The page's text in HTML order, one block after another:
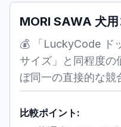
MORI SAWA 犬
💰 「LuckyCode ド
サイズ」と同程度の
ぼ同一の直接的な競
比較ポイント: